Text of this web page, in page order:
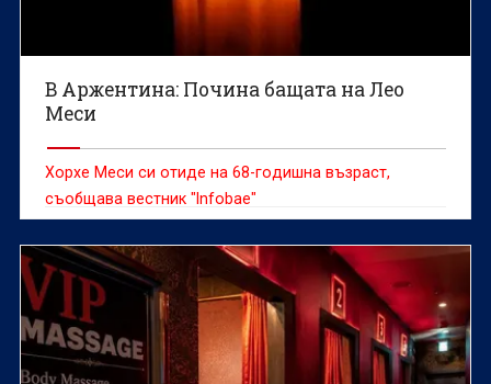
В Аржентина: Почина бащата на Лео
Меси
Хорхе Меси си отиде на 68-годишна възраст,
съобщава вестник "Infobae"